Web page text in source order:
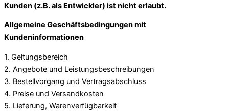
Kunden (z.B. als Entwickler) ist nicht erlaubt.
Allgemeine Geschäftsbedingungen mit
Kundeninformationen
1. Geltungsbereich
2. Angebote und Leistungsbeschreibungen
3. Bestellvorgang und Vertragsabschluss
4. Preise und Versandkosten
5. Lieferung, Warenverfügbarkeit